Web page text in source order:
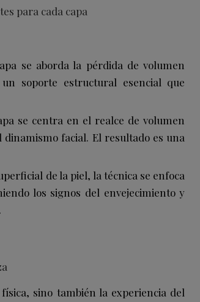
para cada capa
se aborda la pérdida de volumen
soporte estructural esencial que
se centra en el realce de volumen
facial. El resultado es una
de la piel, la técnica se enfoca
los signos del envejecimiento y
sino también la experiencia del